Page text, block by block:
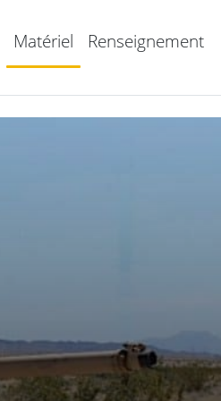
Matériel Renseignement